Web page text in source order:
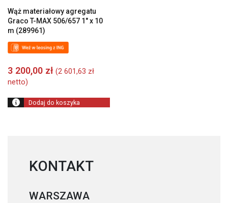
Wąż materiałowy agregatu
Graco T-MAX 506/657 1″ x 10
m (289961)
3 200,00 zł (2 601,63 zł
netto)
Dodaj do koszyka
KONTAKT
WARSZAWA